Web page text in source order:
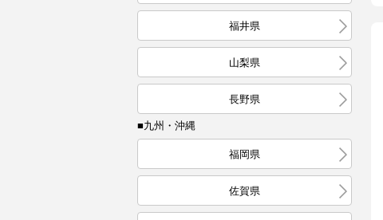
福井県
山梨県
長野県
■九州・沖縄
福岡県
佐賀県